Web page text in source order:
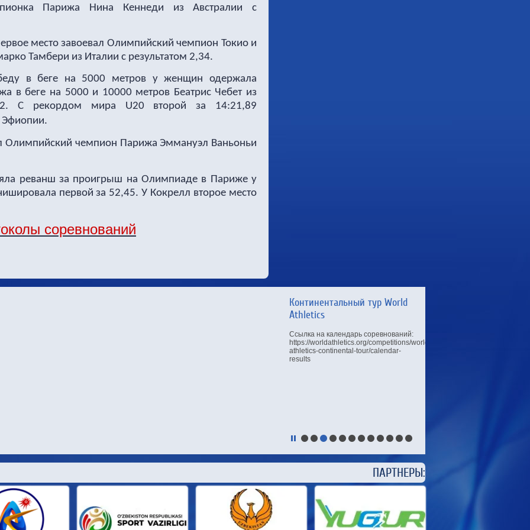
Парижа Нина Кеннеди из Австралии с
место завоевал Олимпийский чемпион Токио и
Тамбери из Италии с результатом 2,34.
в беге на 5000 метров у женщин одержала
в беге на 5000 и 10000 метров Беатрис Чебет из
С рекордом мира U20 второй за 14:21,89
Олимпийский чемпион Парижа Эммануэл Ваньоньи
реванш за проигрыш на Олимпиаде в Париже у
первой за 52,45. У Кокрелл второе место
соревнований
Континентальный тур World
Athletics
Ссылка на календарь соревнований:
https://worldathletics.org/competitions/world-
athletics-continental-tour/calendar-
results
ПАРТНЕРЫ: